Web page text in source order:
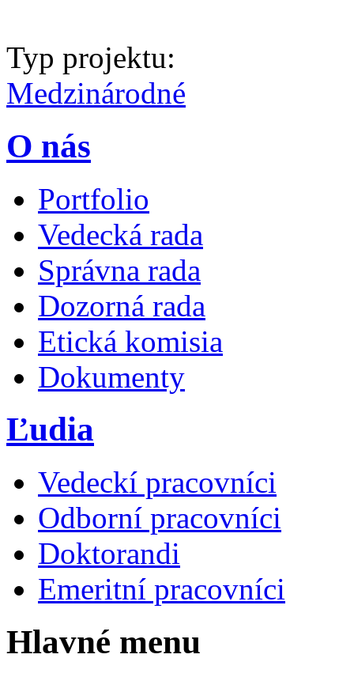
Typ projektu:
Medzinárodné
O nás
Portfolio
Vedecká rada
Správna rada
Dozorná rada
Etická komisia
Dokumenty
Ľudia
Vedeckí pracovníci
Odborní pracovníci
Doktorandi
Emeritní pracovníci
Hlavné menu